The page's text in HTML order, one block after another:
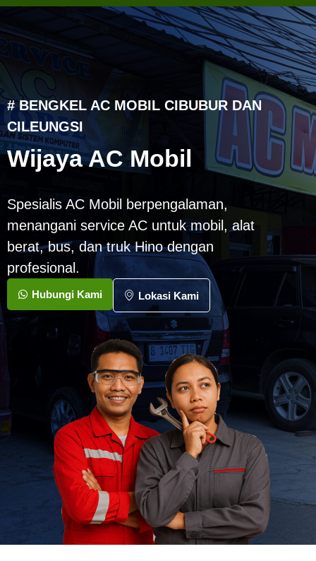
# BENGKEL AC MOBIL CIBUBUR DAN
CILEUNGSI
Wijaya AC Mobil
Spesialis AC Mobil berpengalaman,
menangani service AC untuk mobil, alat
berat, bus, dan truk Hino dengan
profesional.
Hubungi Kami Lokasi Kami